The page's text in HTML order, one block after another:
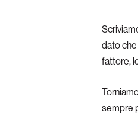
dato
fattore,
sempre